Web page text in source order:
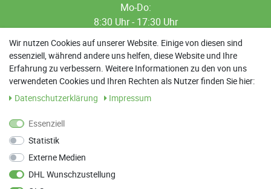
Mo-Do:
8:30 Uhr - 17:30 Uhr
8:30 Uhr - 12:00 Uhr
13:00 Uhr - 17:30 Uhr
Sa: 9:00 Uhr - 13:00 Uhr
Parkett Wanke
Wir nutzen Cookies auf unserer Website. Einige von diesen sind
essenziell, während andere uns helfen, diese Website und Ihre
Erfahrung zu verbessern. Weitere Informationen zu den von uns
verwendeten Cookies und Ihren Rechten als Nutzer finden Sie hier:
Daten­schutz­erklärung
Impressum
Essenziell
Statistik
Externe Medien
DHL Wunschzustellung